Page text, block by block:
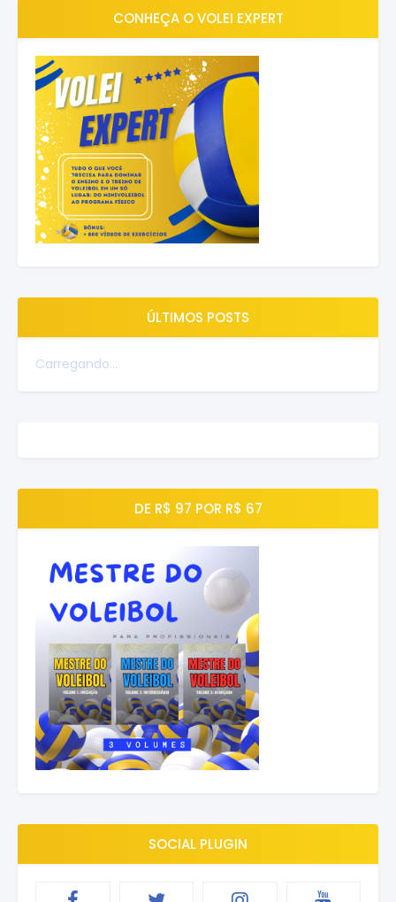
CONHEÇA O VOLEI EXPERT
ÚLTIMOS POSTS
Carregando...
DE R$ 97 POR R$ 67
SOCIAL PLUGIN